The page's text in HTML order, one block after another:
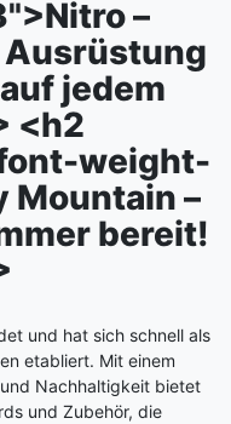
–
Ausrüstung
jedem
<h2
weight-
Mountain –
bereit!
und hat sich schnell als
etabliert. Mit einem
Nachhaltigkeit bietet
und Zubehör, die